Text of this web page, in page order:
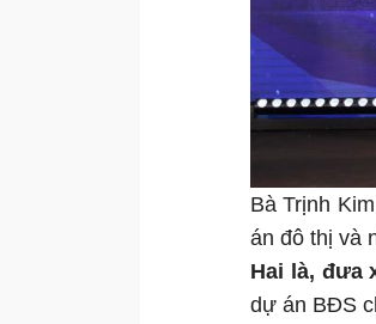
Bà Trịnh
án đô thị và
Hai là, đưa
dự án BĐS